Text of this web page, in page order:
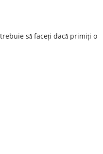
să faceți dacă primiți o